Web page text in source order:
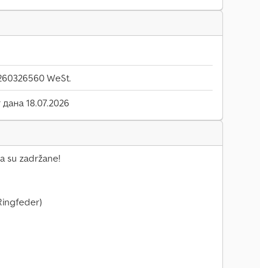
WeSt.
18.07.2026
su zadržane!